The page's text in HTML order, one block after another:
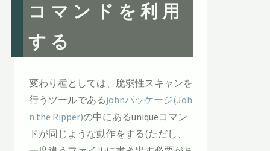
コマンドを利用
する
変わり種としては、脆弱性スキャンを
行うツールであるjohnパッケージ(Joh
n the Ripper)の中にあるuniqueコマン
ドが同じような動作をする(ただし、